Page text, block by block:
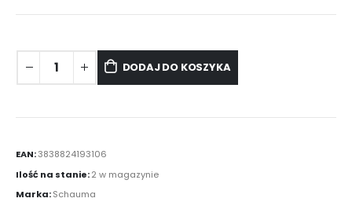
DODAJ DO KOSZYKA
EAN:3838824193106
Ilość na stanie:2 w magazynie
Marka:Schauma